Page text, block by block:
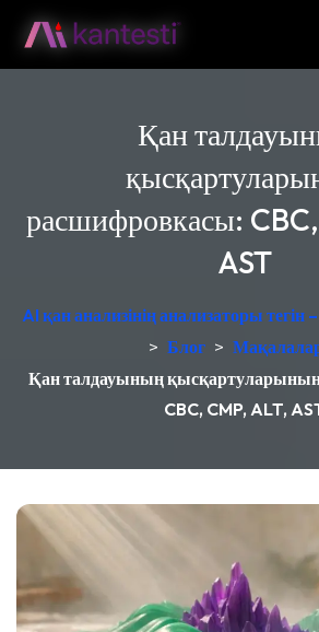
Қан
расшифровкасы:
AST
AI қан анализінің анализаторы
> Блог >
Қан талдауының
CBC, CMP, ALT,